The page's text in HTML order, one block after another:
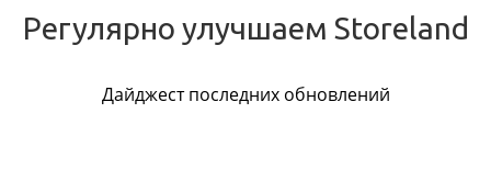
Регулярно улучшаем Storeland
Дайджест последних обновлений